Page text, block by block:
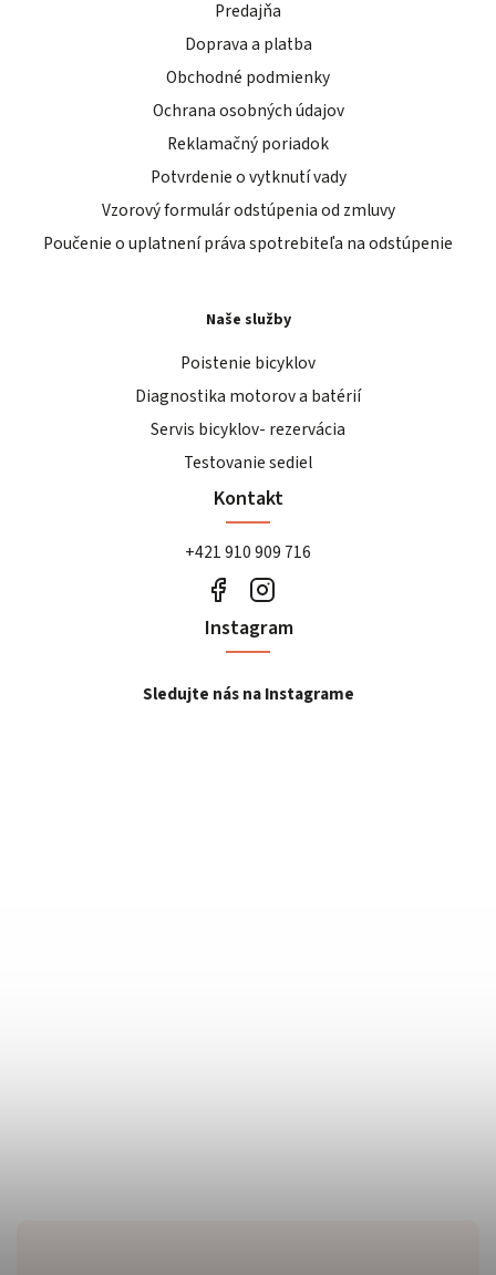
Predajňa
Doprava a platba
Obchodné podmienky
Ochrana osobných údajov
Reklamačný poriadok
Potvrdenie o vytknutí vady
Vzorový formulár odstúpenia od zmluvy
Poučenie o uplatnení práva spotrebiteľa na odstúpenie
Naše služby
Poistenie bicyklov
Diagnostika motorov a batérií
Servis bicyklov- rezervácia
Testovanie sediel
Kontakt
+421 910 909 716
Instagram
Sledujte nás na Instagrame